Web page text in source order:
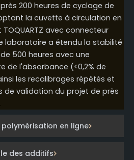
en ligne
des additifs
200 heures de cyclage de
la cuvette à circulation en
avec connecteur
le laboratoire a étendu la stabilité
500 heures avec une
de l'absorbance (<0,2% de
les recalibrages répétés et
de validation du projet de près